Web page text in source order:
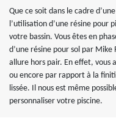
Que ce soit dans le cadre
l’utilisation d’une résine pour
votre bassin. Vous êtes en
d’une résine pour sol par
allure hors pair. En effet, vous
ou encore par rapport à la
lissée. Il nous est même
personnaliser votre piscine.